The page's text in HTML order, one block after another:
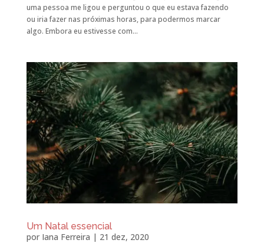
uma pessoa me ligou e perguntou o que eu estava fazendo
ou iria fazer nas próximas horas, para podermos marcar
algo. Embora eu estivesse com...
Um Natal essencial
por Iana Ferreira | 21 dez, 2020